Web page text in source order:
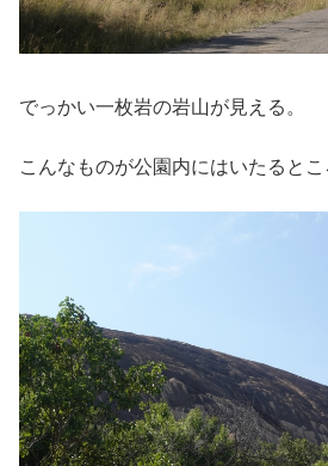
でっかい一枚岩の岩山が見える。
こんなものが公園内にはいたるとこ